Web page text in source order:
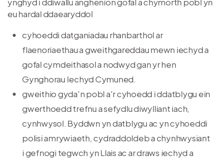
eu hardal ddaearyddol
cyhoeddi datganiadau rhanbarthol ar
flaenoriaethau a gweithgareddau mewn iechyd a
gofal cymdeithasol a nodwyd gan yr hen
Gynghorau Iechyd Cymuned.
gweithio gyda'n pobl a'r cyhoedd i ddatblygu ein
gwerthoedd trefnu a sefydlu diwylliant iach,
cynhwysol. Byddwn yn datblygu ac yn cyhoeddi
polisi amrywiaeth, cydraddoldeb a chynhwysiant
i gefnogi tegwch yn Llais ac ar draws iechyd a